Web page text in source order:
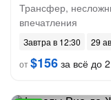
Трансфер,
впечатления
Завтра в 12:30
29
от$156 за всё до